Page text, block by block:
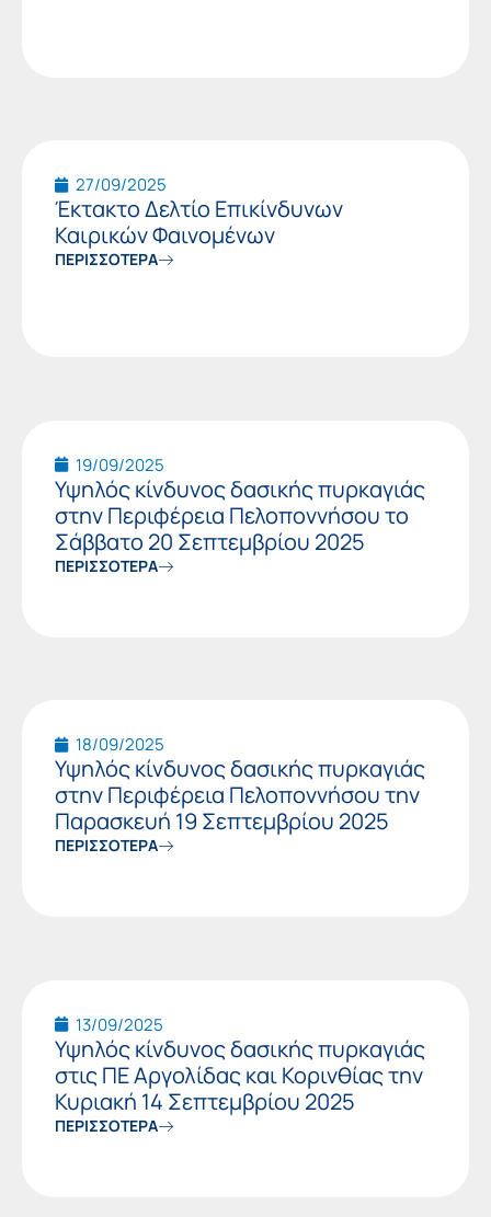
27/09/2025
Έκτακτο Δελτίο Επικίνδυνων
Καιρικών Φαινομένων
ΠΕΡΙΣΣΟΤΕΡΑ
19/09/2025
Υψηλός κίνδυνος δασικής πυρκαγιάς
στην Περιφέρεια Πελοποννήσου το
Σάββατο 20 Σεπτεμβρίου 2025
ΠΕΡΙΣΣΟΤΕΡΑ
18/09/2025
Υψηλός κίνδυνος δασικής πυρκαγιάς
στην Περιφέρεια Πελοποννήσου την
Παρασκευή 19 Σεπτεμβρίου 2025
ΠΕΡΙΣΣΟΤΕΡΑ
13/09/2025
Υψηλός κίνδυνος δασικής πυρκαγιάς
στις ΠΕ Αργολίδας και Κορινθίας την
Κυριακή 14 Σεπτεμβρίου 2025
ΠΕΡΙΣΣΟΤΕΡΑ